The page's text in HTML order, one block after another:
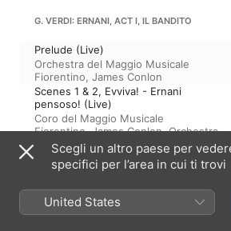
G. VERDI: ERNANI, ACT I, IL BANDITO
Prelude (Live)
Orchestra del Maggio Musicale
Fiorentino, James Conlon
Scenes 1 & 2, Evviva! - Ernani
pensoso! (Live)
Coro del Maggio Musicale
Fiorentino,James Conlon,Orchestra
del Maggio Musicale Fiorentino
Scene 2, Mercè, diletti amici - Come
rugiada al cespite d'un appassito
James Conlon, Francesco Meli
Orchestra del Maggio Musicale
Scegli un altro paese per
specifici per l’area in cui ti trovi
United States